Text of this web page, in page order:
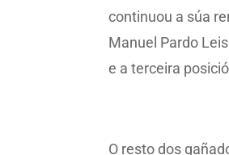
continuou a súa
Manuel Pardo
e a terceira
O resto dos